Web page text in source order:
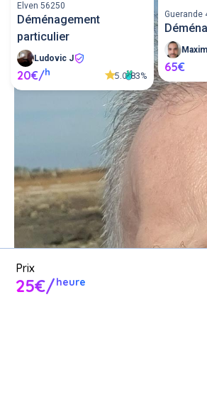
Prix
25€/heure
Elven 56250
Déménagement
particulier
Ludovic J
20€/h 5.0 83%
Guerande
65€
Demande un
demenageur entre
proposer mes
demenageur.
Poster une